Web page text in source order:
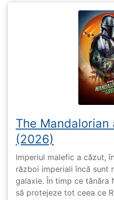
The Mandalorian
(2026)
Imperiul malefic a căzut,
război imperiali încă sunt
galaxie. În timp ce tânăra
să protejeze tot ceea ce